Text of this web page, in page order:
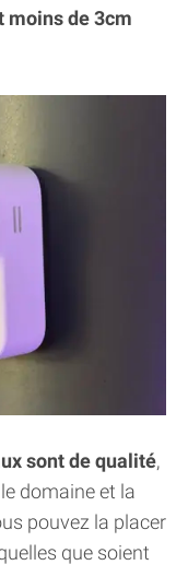
moins de 3cm
sont de qualité,
domaine et la
pouvez la placer
que soient